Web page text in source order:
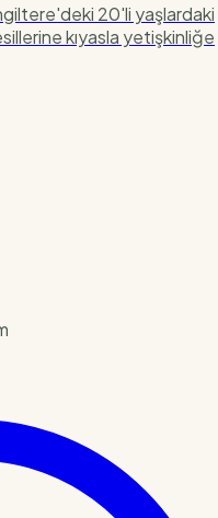
20'li yaşlardaki
kıyasla yetişkinliğe